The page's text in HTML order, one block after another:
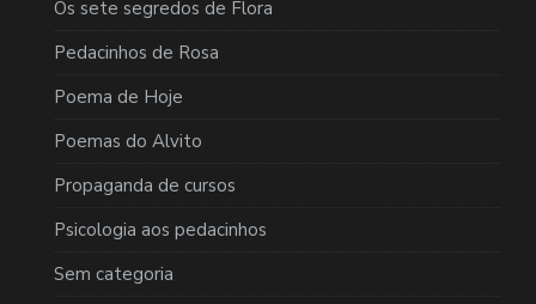
Os sete segredos de Flora
Pedacinhos de Rosa
Poema de Hoje
Poemas do Alvito
Propaganda de cursos
Psicologia aos pedacinhos
Sem categoria